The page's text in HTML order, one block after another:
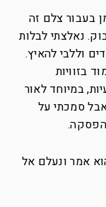
בעבור צלם זה
נאלצתי לבלות
וללבי להאיץ.
בזוויות
במיוחד לאור
סמכתי על
הפסקה.
אמר ונעלם אל